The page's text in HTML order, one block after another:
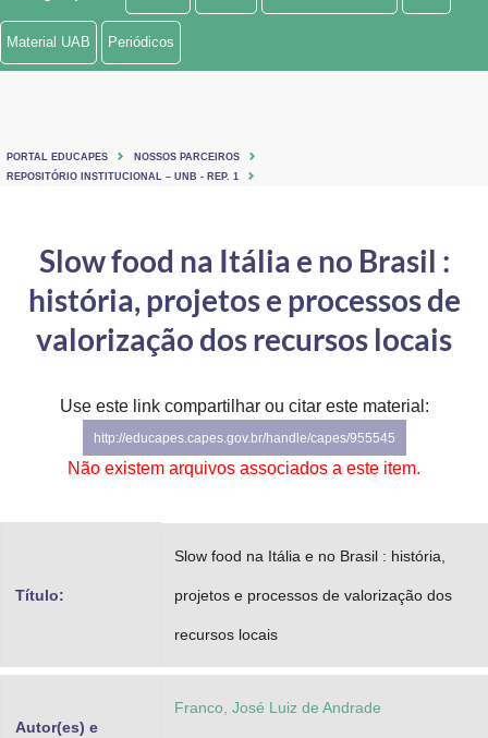
Ministério de Minas e Energia
Ministério do Turismo
Controladoria-Geral da União
Ministério da Mulher, da Família e dos Direitos Humanos
Secretaria de Governo
Gabinete de Segurança Institucional
Planalto
Material UAB Periódicos
PORTAL EDUCAPES
NOSSOS PARCEIROS
REPOSITÓRIO INSTITUCIONAL – UNB - REP. 1
Slow food na Itália e no Brasil :
história, projetos e processos de
valorização dos recursos locais
Use este link compartilhar ou citar este material:
http://educapes.capes.gov.br/handle/capes/955545
Não existem arquivos associados a este item.
Título:
Slow food na Itália e no Brasil : história,
projetos e processos de valorização dos
recursos locais
Autor(es) e
Franco, José Luiz de Andrade